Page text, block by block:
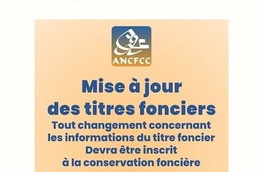
ABOUT US
A propos de L'ODJ
VOS CONTRIBUTIONS
Proposer votre article
LODJ VIDÉO
L'ODJ LIVE TV